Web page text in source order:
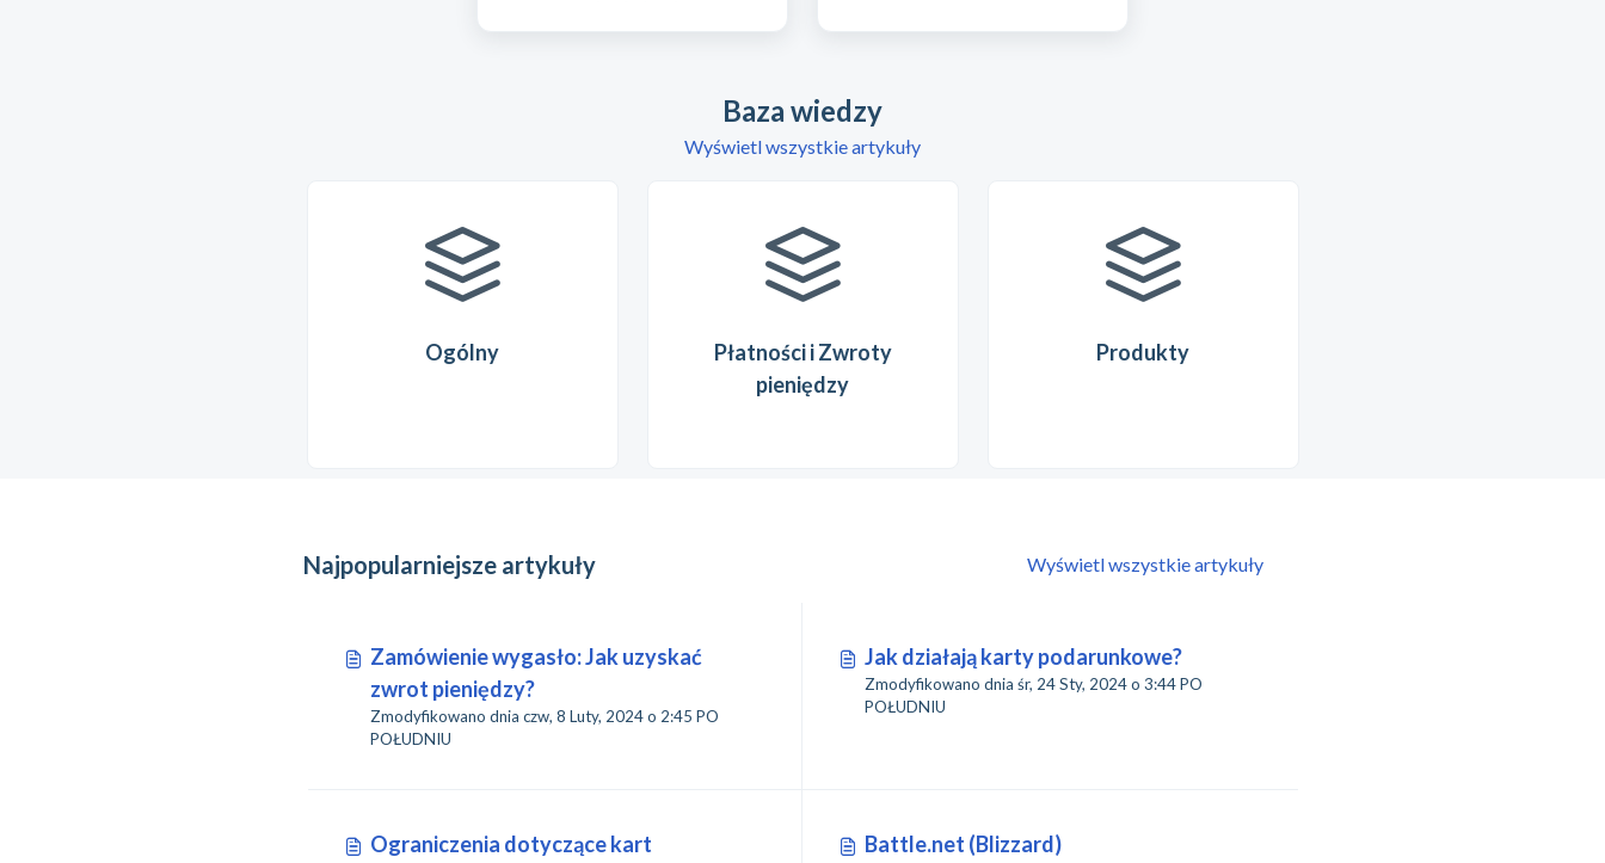
Baza wiedzy
Wyświetl wszystkie artykuły
Ogólny
Płatności i Zwroty
pieniędzy
Produkty
Najpopularniejsze artykuły Wyświetl wszystkie artykuły
Zamówienie wygasło: Jak uzyskać
zwrot pieniędzy?
Zmodyfikowano dnia czw, 8 Luty, 2024 o 2:45 PO
POŁUDNIU
Jak działają karty podarunkowe?
Zmodyfikowano dnia śr, 24 Sty, 2024 o 3:44 PO
POŁUDNIU
Ograniczenia dotyczące kart Battle.net (Blizzard)